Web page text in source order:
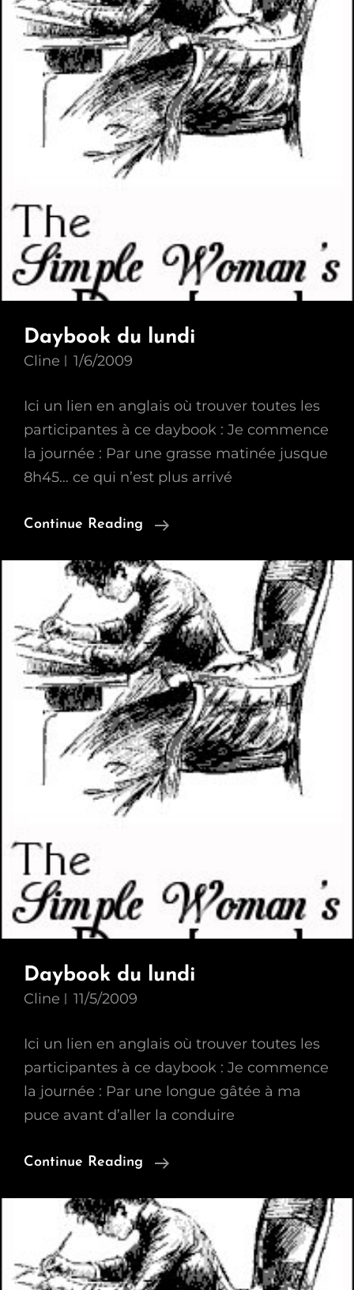
Daybook du lundi
Cline 1/6/2009
Ici un lien en anglais où trouver toutes les
participantes à ce daybook : Je commence
la journée : Par une grasse matinée jusque
8h45… ce qui n’est plus arrivé
Continue Reading
Daybook
Lundi
Daybook du lundi
Cline 11/5/2009
Ici un lien en anglais où trouver toutes les
participantes à ce daybook : Je commence
la journée : Par une longue gâtée à ma
puce avant d’aller la conduire
Continue Reading
Daybook
Lundi